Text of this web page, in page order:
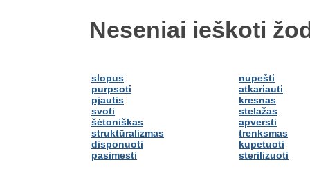
Neseniai ieškoti
slopus
purpsoti
pjautis
svoti
šėtoniškas
struktūralizmas
disponuoti
pasimesti
nupešti
atkariauti
kresnas
stelažas
apversti
trenksmas
kupetuoti
sterilizuoti